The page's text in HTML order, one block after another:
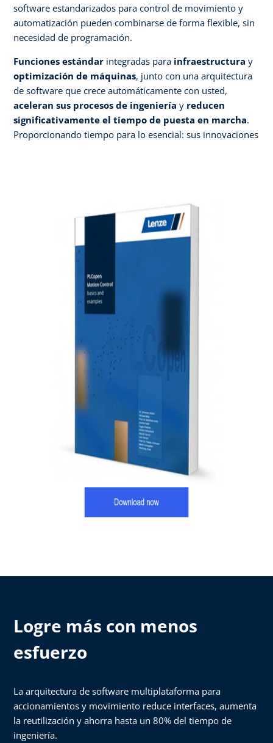
software estandarizados para control de movimiento y
automatización pueden combinarse de forma flexible, sin
necesidad de programación.
Funciones estándar integradas para infraestructura y
optimización de máquinas, junto con una arquitectura
de software que crece automáticamente con usted,
aceleran sus procesos de ingeniería y reducen
significativamente el tiempo de puesta en marcha.
Proporcionando tiempo para lo esencial: sus innovaciones
Logre más con menos
esfuerzo
La arquitectura de software multiplataforma para
accionamientos y movimiento reduce interfaces, aumenta
la reutilización y ahorra hasta un 80% del tiempo de
ingeniería.